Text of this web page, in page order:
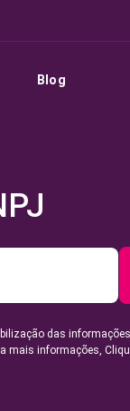
Blog
das
mais informações,